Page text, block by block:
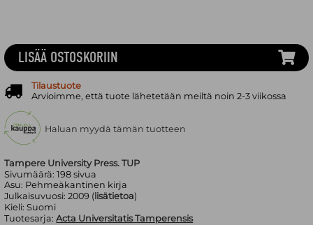
Tampere University Press. TUP
Sivumäärä:198 sivua
Asu: Pehmeäkantinen kirja
Julkaisuvuosi:2009 ( lisätietoa)
Kieli:Suomi
Tuotesarja: Acta Universitatis Tamperensis
LISÄÄ OSTOSKORIIN
Tilaustuote
Arvioimme, että tuote lähetetään meiltä noin 2-3 viikossa
Haluan myydä tämän tuotteen